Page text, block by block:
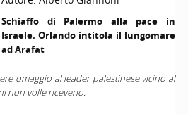
Schiaffo di Palermo alla pace in
Israele. Orlando intitola il lungomare
ad Arafat
omaggio al leader palestinese vicino al
non volle riceverlo.